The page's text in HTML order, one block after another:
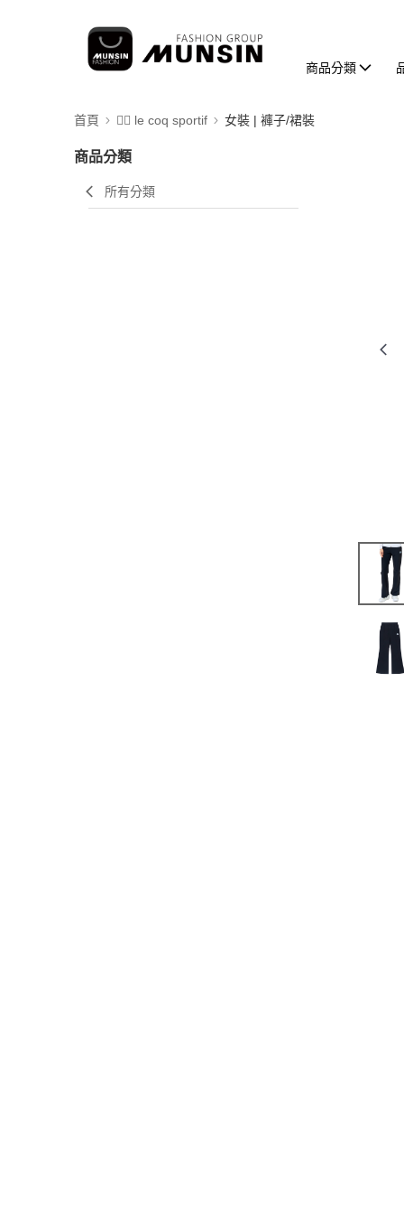
商品分類
首頁 🚴‍♂️ le coq sportif 女裝 | 褲子/裙裝
商品分類
所有分類